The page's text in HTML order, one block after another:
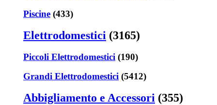
Piscine (433)
Elettrodomestici (3165)
Piccoli Elettrodomestici (190)
Grandi Elettrodomestici (5412)
Abbigliamento e Accessori (355)